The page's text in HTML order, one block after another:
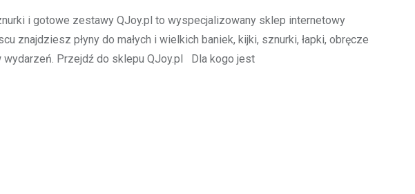
i gotowe zestawy QJoy.pl to wyspecjalizowany sklep internetowy
znajdziesz płyny do małych i wielkich baniek, kijki, sznurki, łapki, obręcze
Przejdź do sklepu QJoy.pl Dla kogo jest